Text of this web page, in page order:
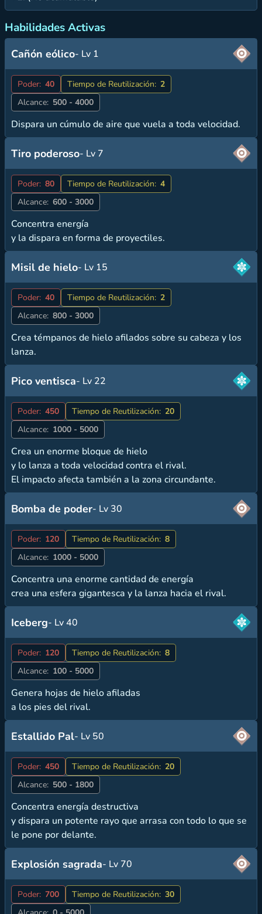
Habilidades Activas
Cañón eólico- Lv 1
Poder: 40 Tiempo de Reutilización: 2
Alcance: 500 - 4000
Dispara un cúmulo de aire que vuela a toda velocidad.
Tiro poderoso- Lv 7
Poder: 80 Tiempo de Reutilización: 4
Alcance: 600 - 3000
Concentra energía
y la dispara en forma de proyectiles.
Misil de hielo- Lv 15
Poder: 40 Tiempo de Reutilización: 2
Alcance: 800 - 3000
Crea témpanos de hielo afilados sobre su cabeza y los
lanza.
Pico ventisca- Lv 22
Poder: 450 Tiempo de Reutilización: 20
Alcance: 1000 - 5000
Crea un enorme bloque de hielo
y lo lanza a toda velocidad contra el rival.
El impacto afecta también a la zona circundante.
Bomba de poder- Lv 30
Poder: 120 Tiempo de Reutilización: 8
Alcance: 1000 - 5000
Concentra una enorme cantidad de energía
crea una esfera gigantesca y la lanza hacia el rival.
Iceberg- Lv 40
Poder: 120 Tiempo de Reutilización: 8
Alcance: 100 - 5000
Genera hojas de hielo afiladas
a los pies del rival.
Estallido Pal- Lv 50
Poder: 450 Tiempo de Reutilización: 20
Alcance: 500 - 1800
Concentra energía destructiva
y dispara un potente rayo que arrasa con todo lo que se
le pone por delante.
Explosión sagrada- Lv 70
Poder: 700 Tiempo de Reutilización: 30